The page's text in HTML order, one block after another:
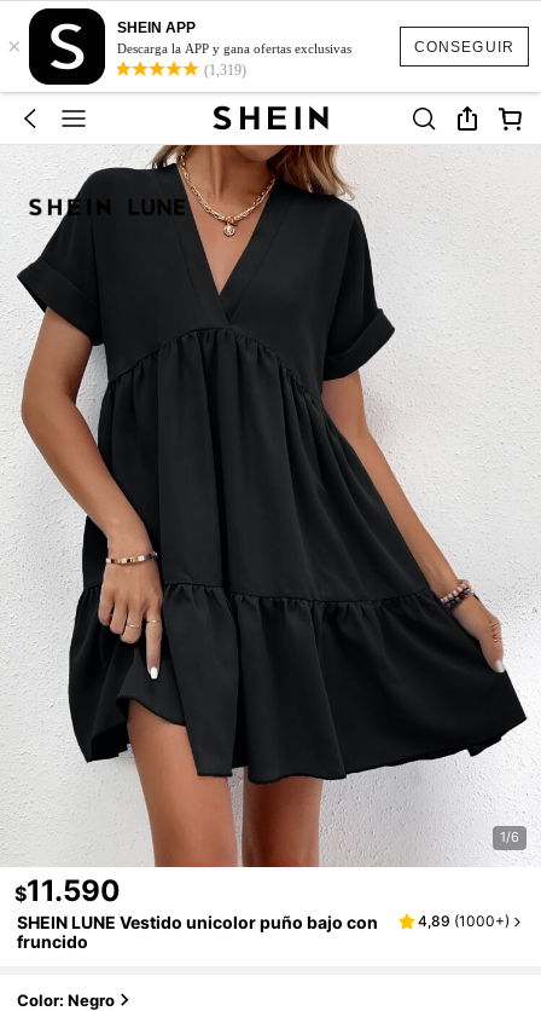
CONSEGUIR
×
SHEIN APP
Descarga la APP y gana ofertas exclusivas
(1,319)
1/6
$11.590
SHEIN LUNE Vestido unicolor puño bajo con
fruncido
4,89 (1000+)
Color: Negro